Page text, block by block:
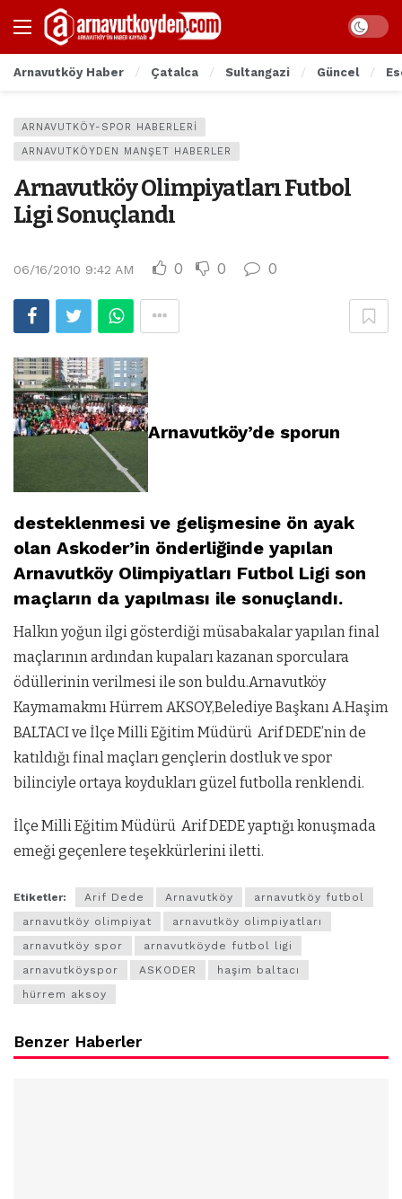
Arnavutköy Haber Çatalca Sultangazi Güncel
ARNAVUTKÖY-SPOR HABERLERI
ARNAVUTKÖYDEN MANŞET HABERLER
Arnavutköy Olimpiyatları Futbol
Ligi Sonuçlandı
06/16/2010 9:42 AM 0 0 0
Arnavutköy’de sporun
desteklenmesi ve gelişmesine ön ayak
olan Askoder’in önderliğinde yapılan
Arnavutköy Olimpiyatları Futbol Ligi son
maçların da yapılması ile sonuçlandı.
Halkın yoğun ilgi gösterdiği müsabakalar yapılan final
maçlarının ardından kupaları kazanan sporculara
ödüllerinin verilmesi ile son buldu.Arnavutköy
Kaymamakmı Hürrem AKSOY,Belediye Başkanı A.Haşim
BALTACI ve İlçe Milli Eğitim Müdürü Arif DEDE’nin de
katıldığı final maçları gençlerin dostluk ve spor
bilinciyle ortaya koydukları güzel futbolla renklendi.
İlçe Milli Eğitim Müdürü Arif DEDE yaptığı konuşmada
emeği geçenlere teşekkürlerini iletti.
Etiketler: Arif Dede Arnavutköy
arnavutköy futbol
arnavutköy olimpiyat
arnavutköy olimpiyatları
arnavutköy spor
arnavutköyde futbol ligi
arnavutköyspor
ASKODER
haşim baltacı
hürrem aksoy
Benzer Haberler